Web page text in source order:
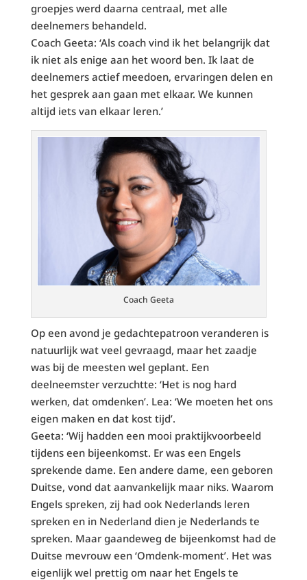
groepjes werd daarna centraal, met alle
deelnemers behandeld.
Coach Geeta: ‘Als coach vind ik het belangrijk dat
ik niet als enige aan het woord ben. Ik laat de
deelnemers actief meedoen, ervaringen delen en
het gesprek aan gaan met elkaar. We kunnen
altijd iets van elkaar leren.’
Coach Geeta
Op een avond je gedachtepatroon veranderen is
natuurlijk wat veel gevraagd, maar het zaadje
was bij de meesten wel geplant. Een
deelneemster verzuchtte: ‘Het is nog hard
werken, dat omdenken’. Lea: ‘We moeten het ons
eigen maken en dat kost tijd’.
Geeta: ‘Wij hadden een mooi praktijkvoorbeeld
tijdens een bijeenkomst. Er was een Engels
sprekende dame. Een andere dame, een geboren
Duitse, vond dat aanvankelijk maar niks. Waarom
Engels spreken, zij had ook Nederlands leren
spreken en in Nederland dien je Nederlands te
spreken. Maar gaandeweg de bijeenkomst had de
Duitse mevrouw een ‘Omdenk-moment’. Het was
eigenlijk wel prettig om naar het Engels te